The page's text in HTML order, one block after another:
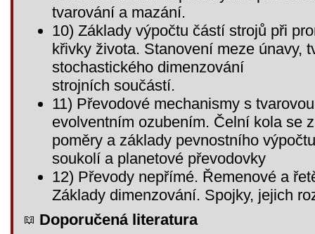
tvarování a mazání.
10) Základy výpočtu částí strojů při
křivky života. Stanovení meze únavy,
stochastického dimenzování
strojních součástí.
11) Převodové mechanismy s
evolventním ozubením. Čelní kola se
poměry a základy pevnostního
soukolí a planetové převodovky
12) Převody nepřímé. Řemenové a
Základy dimenzování. Spojky, jejich
Doporučená literatura